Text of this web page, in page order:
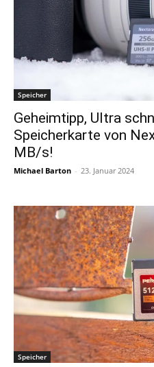
Speicher
Geheimtipp, Ultra
Speicherkarte von
MB/s!
Michael Barton - 23. Januar 2024
Speicher